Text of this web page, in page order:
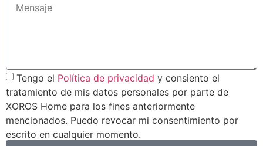
Tengo el Política de privacidad y consiento el
tratamiento de mis datos personales por parte de
XOROS Home para los fines anteriormente
mencionados. Puedo revocar mi consentimiento por
escrito en cualquier momento.